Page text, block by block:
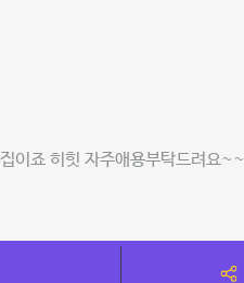
이죠 히힛 자주애용부탁드려요~~